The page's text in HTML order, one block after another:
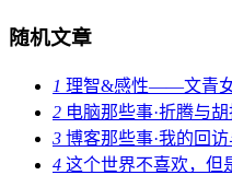
随机文章
1 理智&感性——文青
2 电脑那些事·折腾与
3 博客那些事·我的回
4 这个世界不喜欢，